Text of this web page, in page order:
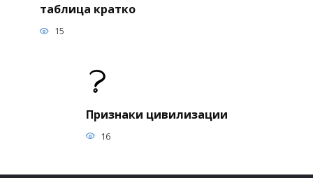
таблица кратко
15
Признаки цивилизации
16